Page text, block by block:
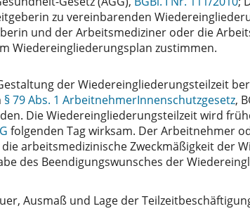
zu vereinbarenden
und der Arbeitsmediziner oder die
Wiedereingliederungsplan zustimmen.
der Wiedereingliederungsteilzeit
§ 79 Abs. 1 ArbeitnehmerInnenschutzgesetz,
Die Wiedereingliederungsteilzeit wird
folgenden Tag wirksam. Der Arbeitnehmer
arbeitsmedizinische Zweckmäßigkeit der
des Beendigungswunsches der
Ausmaß und Lage der